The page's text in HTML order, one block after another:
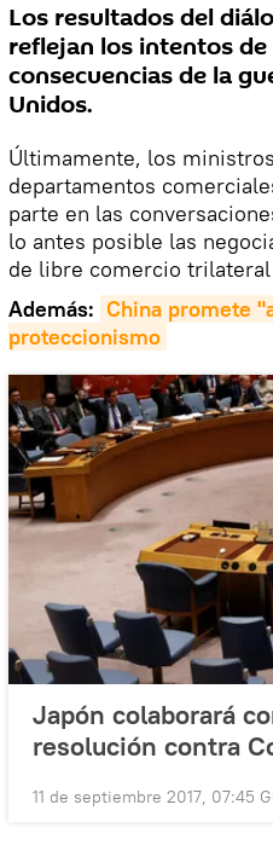
Los resultados del
reflejan los intentos
consecuencias de la
Unidos.
Últimamente, los
departamentos
parte en las
lo antes posible las
de libre comercio
Además: China promete
proteccionismo
Japón colaborará
resolución contra
11 de septiembre 2017, 07:45